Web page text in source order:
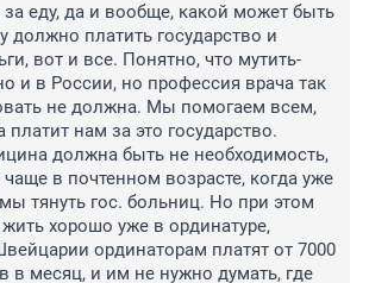
за еду, да и вообще, какой может быть
должно платить государство и
вот и все. Понятно, что мутить-
и в России, но профессия врача так
не должна. Мы помогаем всем,
платит нам за это государство.
должна быть не необходимость,
в почтенном возрасте, когда уже
тянуть гос. больниц. Но при этом
хорошо уже в ординатуре,
ординаторам платят от 7000
в месяц, и им не нужно думать, где